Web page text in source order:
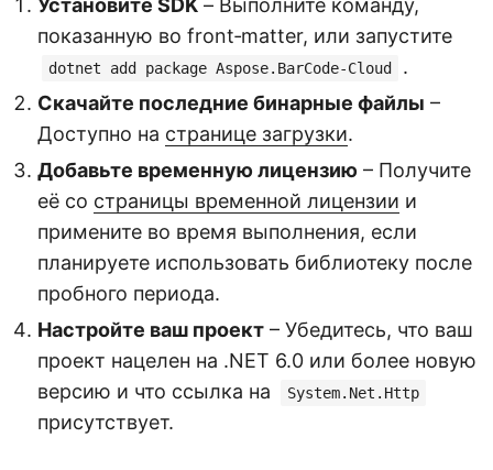
Установите SDK – Выполните команду,
показанную во front‑matter, или запустите
dotnet add package Aspose.BarCode-Cloud
.
Скачайте последние бинарные файлы –
Доступно на странице загрузки.
Добавьте временную лицензию – Получите
её со страницы временной лицензии и
примените во время выполнения, если
планируете использовать библиотеку после
пробного периода.
Настройте ваш проект – Убедитесь, что ваш
проект нацелен на .NET 6.0 или более новую
версию и что ссылка на
System.Net.Http
присутствует.